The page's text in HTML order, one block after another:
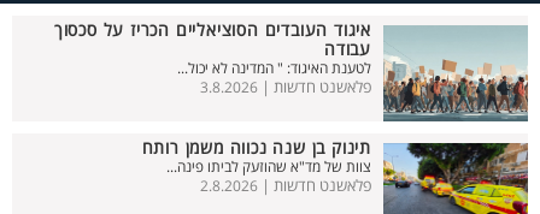
איגוד העובדים הסוציאליים הכריז על סכסוך
עבודה
לטענת האיגוד: " המדינה לא יכול...
פלאשנט חדשות | 3.8.2026
תינוק בן שנה נכווה משמן רותח
צוות של מד"א שהוזעק לביתו פינה...
פלאשנט חדשות | 2.8.2026